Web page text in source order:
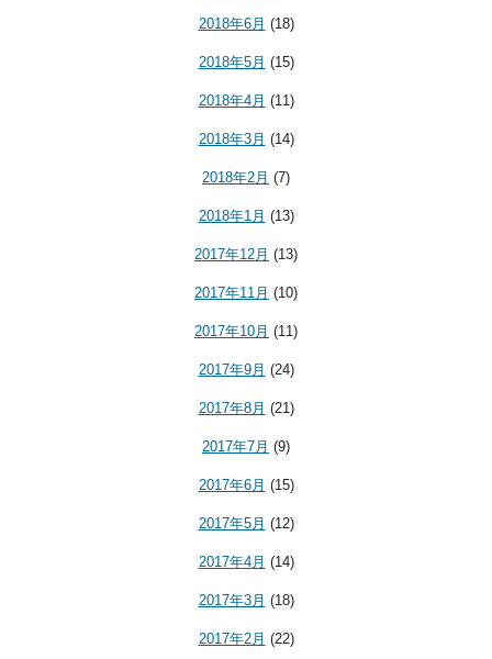
2018年6月 (18)
2018年5月 (15)
2018年4月 (11)
2018年3月 (14)
2018年2月 (7)
2018年1月 (13)
2017年12月 (13)
2017年11月 (10)
2017年10月 (11)
2017年9月 (24)
2017年8月 (21)
2017年7月 (9)
2017年6月 (15)
2017年5月 (12)
2017年4月 (14)
2017年3月 (18)
2017年2月 (22)